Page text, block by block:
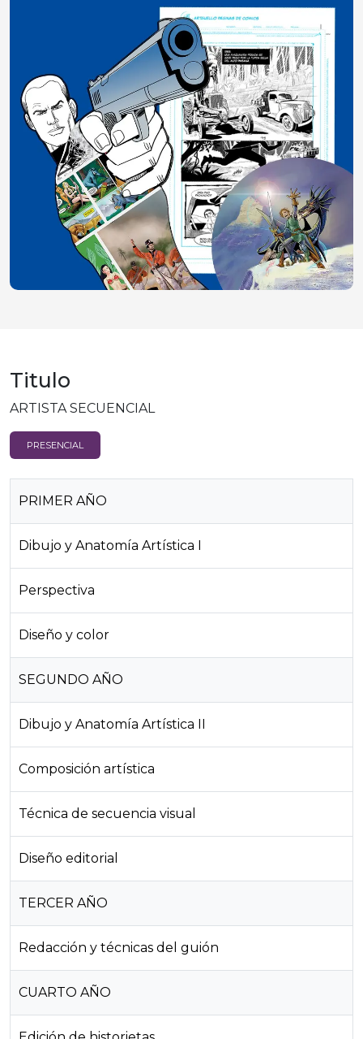
Titulo
ARTISTA SECUENCIAL
PRESENCIAL
PRIMER AÑO
Dibujo y Anatomía Artística I
Perspectiva
Diseño y color
SEGUNDO AÑO
Dibujo y Anatomía Artística II
Composición artística
Técnica de secuencia visual
Diseño editorial
TERCER AÑO
Redacción y técnicas del guión
CUARTO AÑO